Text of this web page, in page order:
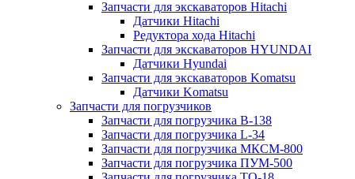
Запчасти для экскаваторов Hitachi
Датчики Hitachi
Редуктора хода Hitachi
Запчасти для экскаваторов HYUNDAI
Датчики Hyundai
Запчасти для экскаваторов Komatsu
Датчики Komatsu
Запчасти для погрузчиков
Запчасти для погрузчика B-138
Запчасти для погрузчика L-34
Запчасти для погрузчика МКСМ-800
Запчасти для погрузчика ПУМ-500